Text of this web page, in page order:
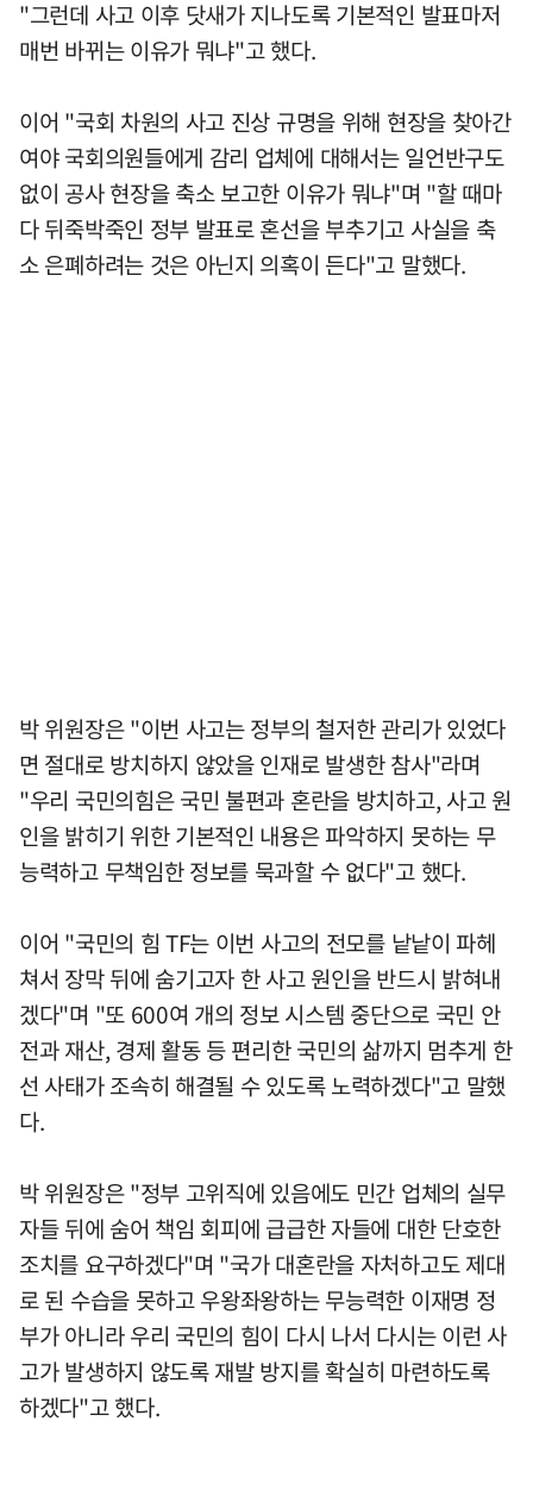
"그런데 사고 이후 닷새가 지나도록 기본적인 발표마저
매번 바뀌는 이유가 뭐냐"고 했다.
이어 "국회 차원의 사고 진상 규명을 위해 현장을 찾아간
여야 국회의원들에게 감리 업체에 대해서는 일언반구도
없이 공사 현장을 축소 보고한 이유가 뭐냐"며 "할 때마
다 뒤죽박죽인 정부 발표로 혼선을 부추기고 사실을 축
소 은폐하려는 것은 아닌지 의혹이 든다"고 말했다.
박 위원장은 "이번 사고는 정부의 철저한 관리가 있었다
면 절대로 방치하지 않았을 인재로 발생한 참사"라며
"우리 국민의힘은 국민 불편과 혼란을 방치하고, 사고 원
인을 밝히기 위한 기본적인 내용은 파악하지 못하는 무
능력하고 무책임한 정보를 묵과할 수 없다"고 했다.
이어 "국민의 힘 TF는 이번 사고의 전모를 낱낱이 파헤
쳐서 장막 뒤에 숨기고자 한 사고 원인을 반드시 밝혀내
겠다"며 "또 600여 개의 정보 시스템 중단으로 국민 안
전과 재산, 경제 활동 등 편리한 국민의 삶까지 멈추게 한
선 사태가 조속히 해결될 수 있도록 노력하겠다"고 말했
다.
박 위원장은 "정부 고위직에 있음에도 민간 업체의 실무
자들 뒤에 숨어 책임 회피에 급급한 자들에 대한 단호한
조치를 요구하겠다"며 "국가 대혼란을 자처하고도 제대
로 된 수습을 못하고 우왕좌왕하는 무능력한 이재명 정
부가 아니라 우리 국민의 힘이 다시 나서 다시는 이런 사
고가 발생하지 않도록 재발 방지를 확실히 마련하도록
하겠다"고 했다.